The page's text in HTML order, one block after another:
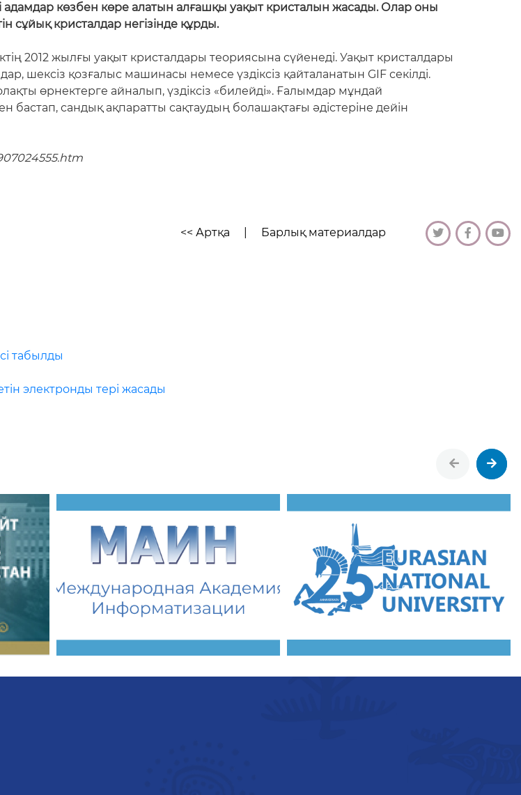
адамдар көзбен көре алатын алғашқы уақыт кристалын жасады. Олар оны
сұйық кристалдар негізінде құрды.
2012 жылғы уақыт кристалдары теориясына сүйенеді. Уақыт кристалдары
шексіз қозғалыс машинасы немесе үздіксіз қайталанатын GIF секілді.
өрнектерге айналып, үздіксіз «билейді». Ғалымдар мұндай
сандық ақпаратты сақтаудың болашақтағы әдістеріне дейін
<< Артқа Барлық материалдар
табылды
электронды тері жасады